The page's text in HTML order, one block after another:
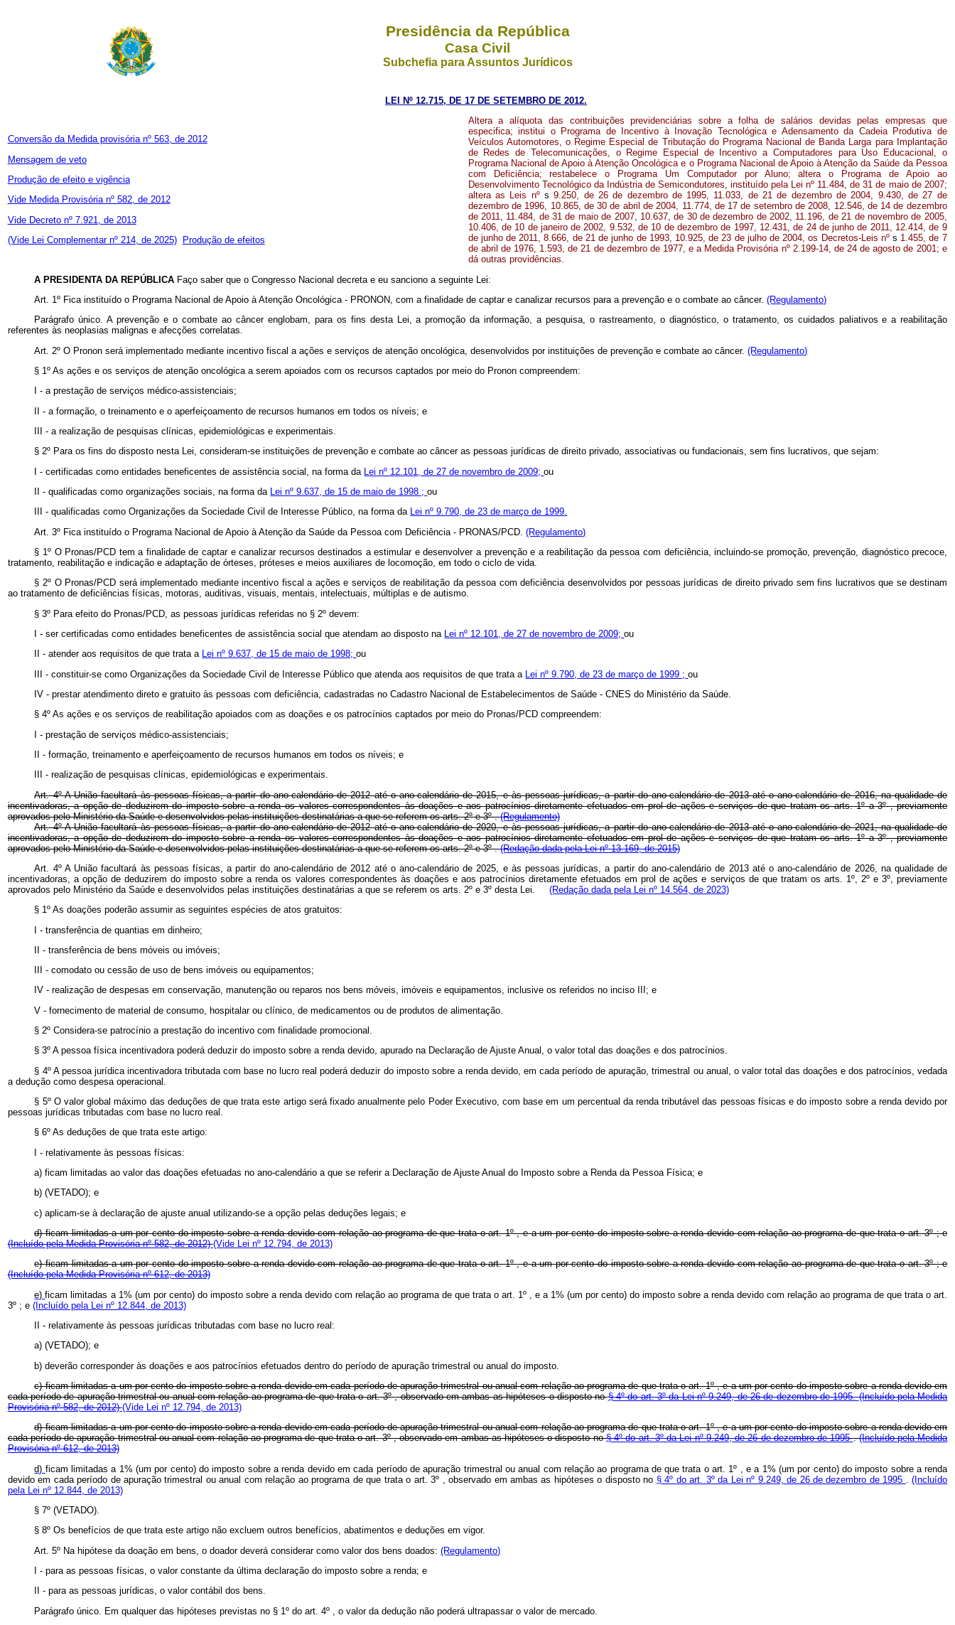
Presidência da República
Casa Civil
Subchefia para Assuntos Jurídicos
LEI Nº 12.715, DE 17 DE SETEMBRO DE 2012.
Conversão da Medida provisória nº 563, de 2012
Mensagem de veto
Produção de efeito e vigência
Vide Medida Provisória nº 582, de 2012
Vide Decreto nº 7.921, de 2013
(Vide Lei Complementar nº 214, de 2025)
Produção de efeitos
Altera a alíquota das contribuições previdenciárias sobre a folha de salários devidas pelas empresas que
especifica; institui o Programa de Incentivo à Inovação Tecnológica e Adensamento da Cadeia Produtiva de
Veículos Automotores, o Regime Especial de Tributação do Programa Nacional de Banda Larga para Implantação
de Redes de Telecomunicações, o Regime Especial de Incentivo a Computadores para Uso Educacional, o
Programa Nacional de Apoio à Atenção Oncológica e o Programa Nacional de Apoio à Atenção da Saúde da Pessoa
com Deficiência; restabelece o Programa Um Computador por Aluno; altera o Programa de Apoio ao
Desenvolvimento Tecnológico da Indústria de Semicondutores, instituído pela Lei nº 11.484, de 31 de maio de 2007;
altera as Leis nº s9.250, de 26 de dezembro de 1995, 11.033, de 21 de dezembro de 2004, 9.430, de 27 de
dezembro de 1996, 10.865, de 30 de abril de 2004, 11.774, de 17 de setembro de 2008, 12.546, de 14 de dezembro
de 2011, 11.484, de 31 de maio de 2007, 10.637, de 30 de dezembro de 2002, 11.196, de 21 de novembro de 2005,
10.406, de 10 de janeiro de 2002, 9.532, de 10 de dezembro de 1997, 12.431, de 24 de junho de 2011, 12.414, de 9
de junho de 2011, 8.666, de 21 de junho de 1993, 10.925, de 23 de julho de 2004, os Decretos-Leis nºs 1.455, de 7
de abril de 1976, 1.593, de 21 de dezembro de 1977, e a Medida Provisória nº 2.199-14, de 24 de agosto de 2001; e
dá outras providências.
A PRESIDENTA DA REPÚBLICA Faço saber que o Congresso Nacional decreta e eu sanciono a seguinte Lei:
Art. 1º Fica instituído o Programa Nacional de Apoio à Atenção Oncológica - PRONON, com a finalidade de captar e canalizar recursos para a prevenção e o combate ao câncer.(Regulamento)
Parágrafo único. A prevenção e o combate ao câncer englobam, para os fins desta Lei, a promoção da informação, a pesquisa, o rastreamento, o diagnóstico, o tratamento, os cuidados paliativos e a reabilitação
referentes às neoplasias malignas e afecções correlatas.
Art. 2º O Pronon será implementado mediante incentivo fiscal a ações e serviços de atenção oncológica, desenvolvidos por instituições de prevenção e combate ao câncer.(Regulamento)
§ 1º As ações e os serviços de atenção oncológica a serem apoiados com os recursos captados por meio do Pronon compreendem:
I - a prestação de serviços médico-assistenciais;
II - a formação, o treinamento e o aperfeiçoamento de recursos humanos em todos os níveis; e
III - a realização de pesquisas clínicas, epidemiológicas e experimentais.
§ 2º Para os fins do disposto nesta Lei, consideram-se instituições de prevenção e combate ao câncer as pessoas jurídicas de direito privado, associativas ou fundacionais, sem fins lucrativos, que sejam:
I - certificadas como entidades beneficentes de assistência social, na forma da Lei nº 12.101, de 27 de novembro de 2009;ou
II - qualificadas como organizações sociais, na forma da
Lei nº 9.637, de 15 de maio de 1998 ;ou
III - qualificadas como Organizações da Sociedade Civil de Interesse Público, na forma da Lei nº 9.790, de 23 de março de 1999.
Art. 3º Fica instituído o Programa Nacional de Apoio à Atenção da Saúde da Pessoa com Deficiência - PRONAS/PCD.(Regulamento)
§ 1º O Pronas/PCD tem a finalidade de captar e canalizar recursos destinados a estimular e desenvolver a prevenção e a reabilitação da pessoa com deficiência, incluindo-se promoção, prevenção, diagnóstico precoce,
tratamento, reabilitação e indicação e adaptação de órteses, próteses e meios auxiliares de locomoção, em todo o ciclo de vida.
§ 2º O Pronas/PCD será implementado mediante incentivo fiscal a ações e serviços de reabilitação da pessoa com deficiência desenvolvidos por pessoas jurídicas de direito privado sem fins lucrativos que se destinam
ao tratamento de deficiências físicas, motoras, auditivas, visuais, mentais, intelectuais, múltiplas e de autismo.
§ 3º Para efeito do Pronas/PCD, as pessoas jurídicas referidas no § 2º devem:
I - ser certificadas como entidades beneficentes de assistência social que atendam ao disposto na
Lei nº 12.101, de 27 de novembro de 2009;ou
II - atender aos requisitos de que trata a Lei nº 9.637, de 15 de maio de 1998;ou
III - constituir-se como Organizações da Sociedade Civil de Interesse Público que atenda aos requisitos de que trata a Lei nº 9.790, de 23 de março de 1999 ;ou
IV - prestar atendimento direto e gratuito às pessoas com deficiência, cadastradas no Cadastro Nacional de Estabelecimentos de Saúde - CNES do Ministério da Saúde.
§ 4º As ações e os serviços de reabilitação apoiados com as doações e os patrocínios captados por meio do Pronas/PCD compreendem:
I - prestação de serviços médico-assistenciais;
II - formação, treinamento e aperfeiçoamento de recursos humanos em todos os níveis; e
III - realização de pesquisas clínicas, epidemiológicas e experimentais.
Art. 4º A União facultará às pessoas físicas, a partir do ano-calendário de 2012 até o ano-calendário de 2015, e às pessoas jurídicas, a partir do ano-calendário de 2013 até o ano-calendário de 2016, na qualidade de
incentivadoras, a opção de deduzirem do imposto sobre a renda os valores correspondentes às doações e aos patrocínios diretamente efetuados em prol de ações e serviços de que tratam os arts. 1º a 3º , previamente
aprovados pelo Ministério da Saúde e desenvolvidos pelas instituições destinatárias a que se referem os arts. 2º e 3º .(Regulamento)
Art. 4º A União facultará às pessoas físicas, a partir do ano-calendário de 2012 até o ano-calendário de 2020, e às pessoas jurídicas, a partir do ano-calendário de 2013 até o ano-calendário de 2021, na qualidade de
incentivadoras, a opção de deduzirem do imposto sobre a renda os valores correspondentes às doações e aos patrocínios diretamente efetuados em prol de ações e serviços de que tratam os arts. 1º a 3º , previamente
aprovados pelo Ministério da Saúde e desenvolvidos pelas instituições destinatárias a que se referem os arts. 2º e 3º .(Redação dada pela Lei nº 13.169, de 2015)
Art. 4º A União facultará às pessoas físicas, a partir do ano-calendário de 2012 até o ano-calendário de 2025, e às pessoas jurídicas, a partir do ano-calendário de 2013 até o ano-calendário de 2026, na qualidade de
incentivadoras, a opção de deduzirem do imposto sobre a renda os valores correspondentes às doações e aos patrocínios diretamente efetuados em prol de ações e serviços de que tratam os arts. 1º, 2º e 3º, previamente
aprovados pelo Ministério da Saúde e desenvolvidos pelas instituições destinatárias a que se referem os arts. 2º e 3º desta Lei. (Redação dada pela Lei nº 14.564, de 2023)
§ 1º As doações poderão assumir as seguintes espécies de atos gratuitos:
I - transferência de quantias em dinheiro;
II - transferência de bens móveis ou imóveis;
III - comodato ou cessão de uso de bens imóveis ou equipamentos;
IV - realização de despesas em conservação, manutenção ou reparos nos bens móveis, imóveis e equipamentos, inclusive os referidos no inciso III; e
V - fornecimento de material de consumo, hospitalar ou clínico, de medicamentos ou de produtos de alimentação.
§ 2º Considera-se patrocínio a prestação do incentivo com finalidade promocional.
§ 3º A pessoa física incentivadora poderá deduzir do imposto sobre a renda devido, apurado na Declaração de Ajuste Anual, o valor total das doações e dos patrocínios.
§ 4º A pessoa jurídica incentivadora tributada com base no lucro real poderá deduzir do imposto sobre a renda devido, em cada período de apuração, trimestral ou anual, o valor total das doações e dos patrocínios, vedada
a dedução como despesa operacional.
§ 5º O valor global máximo das deduções de que trata este artigo será fixado anualmente pelo Poder Executivo, com base em um percentual da renda tributável das pessoas físicas e do imposto sobre a renda devido por
pessoas jurídicas tributadas com base no lucro real.
§ 6º As deduções de que trata este artigo:
I - relativamente às pessoas físicas:
a) ficam limitadas ao valor das doações efetuadas no ano-calendário a que se referir a Declaração de Ajuste Anual do Imposto sobre a Renda da Pessoa Física; e
b) (VETADO); e
c) aplicam-se à declaração de ajuste anual utilizando-se a opção pelas deduções legais; e
d) ficam limitadas a um por cento do imposto sobre a renda devido com relação ao programa de que trata o art. 1º , e a um por cento do imposto sobre a renda devido com relação ao programa de que trata o art. 3º ; e
(Incluído pela Medida Provisória nº 582, de 2012)(Vide Lei nº 12.794, de 2013)
e)ficam limitadas a um por cento do imposto sobre a renda devido com relação ao programa de que trata o art. 1º, e a um por cento do imposto sobre a renda devido com relação ao programa de que trata o art. 3º; e
(Incluído pela Medida Provisória nº 612, de 2013)
e)ficam limitadas a 1% (um por cento) do imposto sobre a renda devido com relação ao programa de que trata o art. 1º , e a 1% (um por cento) do imposto sobre a renda devido com relação ao programa de que trata o art.
3º ; e (Incluído pela Lei nº 12.844, de 2013)
II - relativamente às pessoas jurídicas tributadas com base no lucro real:
a) (VETADO); e
b) deverão corresponder às doações e aos patrocínios efetuados dentro do período de apuração trimestral ou anual do imposto.
c) ficam limitadas a um por cento do imposto sobre a renda devido em cada período de apuração trimestral ou anual com relação ao programa de que trata o art. 1º, e a um por cento do imposto sobre a renda devido em
cada período de apuração trimestral ou anual com relação ao programa de que trata o art. 3º, observado em ambas as hipóteses o disposto no§ 4º do art. 3º da Lei nº 9.249, de 26 de dezembro de 1995.(Incluído pela Medida
Provisória nº 582, de 2012)(Vide Lei nº 12.794, de 2013)
d)ficam limitadas a um por cento do imposto sobre a renda devido em cada período de apuração trimestral ou anual com relação ao programa de que trata o art. 1º, e a um por cento do imposto sobre a renda devido em
cada período de apuração trimestral ou anual com relação ao programa de que trata o art. 3º, observado em ambas as hipóteses o disposto no§ 4ºdo art. 3ºda Lei nº9.249, de 26 de dezembro de 1995.(Incluído pela Medida
Provisória nº 612, de 2013)
d) ficam limitadas a 1% (um por cento) do imposto sobre a renda devido em cada período de apuração trimestral ou anual com relação ao programa de que trata o art. 1º , e a 1% (um por cento) do imposto sobre a renda
devido em cada período de apuração trimestral ou anual com relação ao programa de que trata o art. 3º , observado em ambas as hipóteses o disposto no § 4º do art. 3º da Lei nº 9.249, de 26 de dezembro de 1995 .(Incluído
pela Lei nº 12.844, de 2013)
§ 7º (VETADO).
§ 8º Os benefícios de que trata este artigo não excluem outros benefícios, abatimentos e deduções em vigor.
Art. 5º Na hipótese da doação em bens, o doador deverá considerar como valor dos bens doados:(Regulamento)
I - para as pessoas físicas, o valor constante da última declaração do imposto sobre a renda; e
II - para as pessoas jurídicas, o valor contábil dos bens.
Parágrafo único. Em qualquer das hipóteses previstas no § 1º do art. 4º , o valor da dedução não poderá ultrapassar o valor de mercado.